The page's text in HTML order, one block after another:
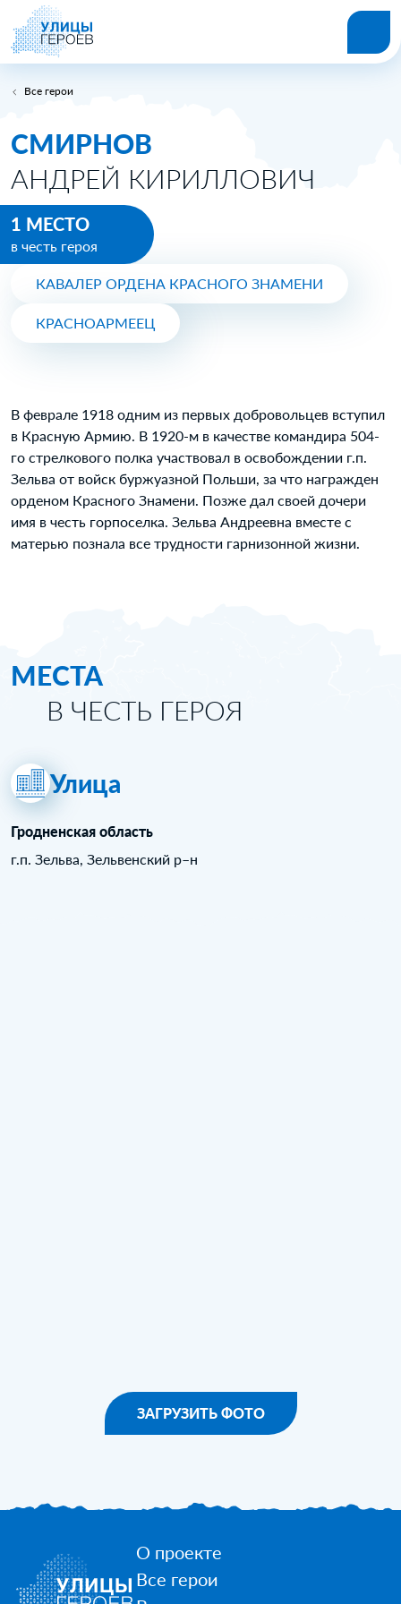
Все герои
СМИРНОВ
АНДРЕЙ КИРИЛЛОВИЧ
1 МЕСТО
в честь героя
КАВАЛЕР ОРДЕНА КРАСНОГО ЗНАМЕНИ
КРАСНОАРМЕЕЦ
В феврале 1918 одним из первых добровольцев вступил
в Красную Армию. В 1920-м в качестве командира 504-
го стрелкового полка участвовал в освобождении г.п.
Зельва от войск буржуазной Польши, за что награжден
орденом Красного Знамени. Позже дал своей дочери
имя в честь горпоселка. Зельва Андреевна вместе с
матерью познала все трудности гарнизонной жизни.
МЕСТА
В ЧЕСТЬ ГЕРОЯ
Улица
Гродненская область
г.п. Зельва, Зельвенский р–н
ЗАГРУЗИТЬ ФОТО
О проекте
Все герои